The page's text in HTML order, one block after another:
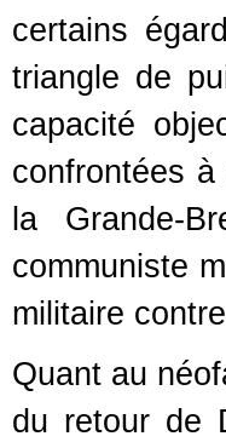
certains
triangle de
capacité
confrontées
la Grande-
communiste
militaire
Quant au
du retour de